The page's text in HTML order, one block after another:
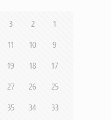
1
2
3
9
10
11
17
18
19
25
26
27
33
34
35